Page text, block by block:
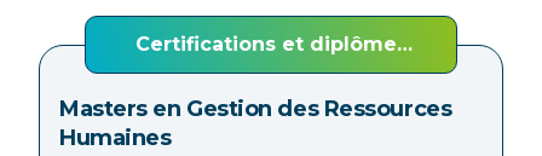
Certifications et diplômes
d'Etat
Masters en Gestion des Ressources
Humaines